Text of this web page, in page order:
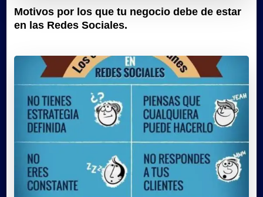
Motivos por los que tu negocio debe de estar
en las Redes Sociales.